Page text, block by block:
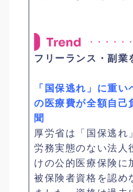
フリーランス・副業
「国保逃れ」に重
の医療費が全額自己
聞
厚労省は「国保逃れ
労務実態のない法人
けの公的医療保険に
被保険者資格を認め